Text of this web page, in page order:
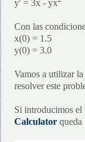
y' = 3x - yx
Con las
x(0) = 1.5
y(0) = 3.0
Vamos a utilizar
resolver este
Si introducimos el
Calculator queda